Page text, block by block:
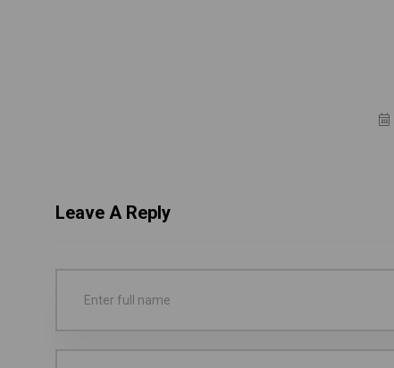
Leave A Reply